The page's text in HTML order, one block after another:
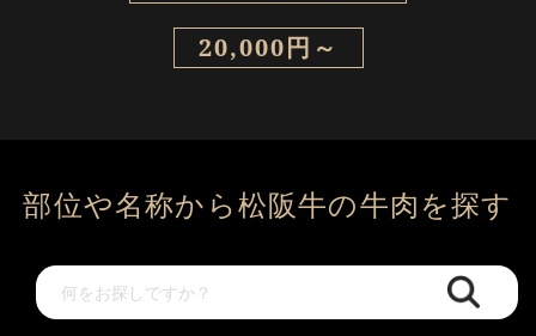
20,000円～
部位や名称から松阪牛の牛肉を探す